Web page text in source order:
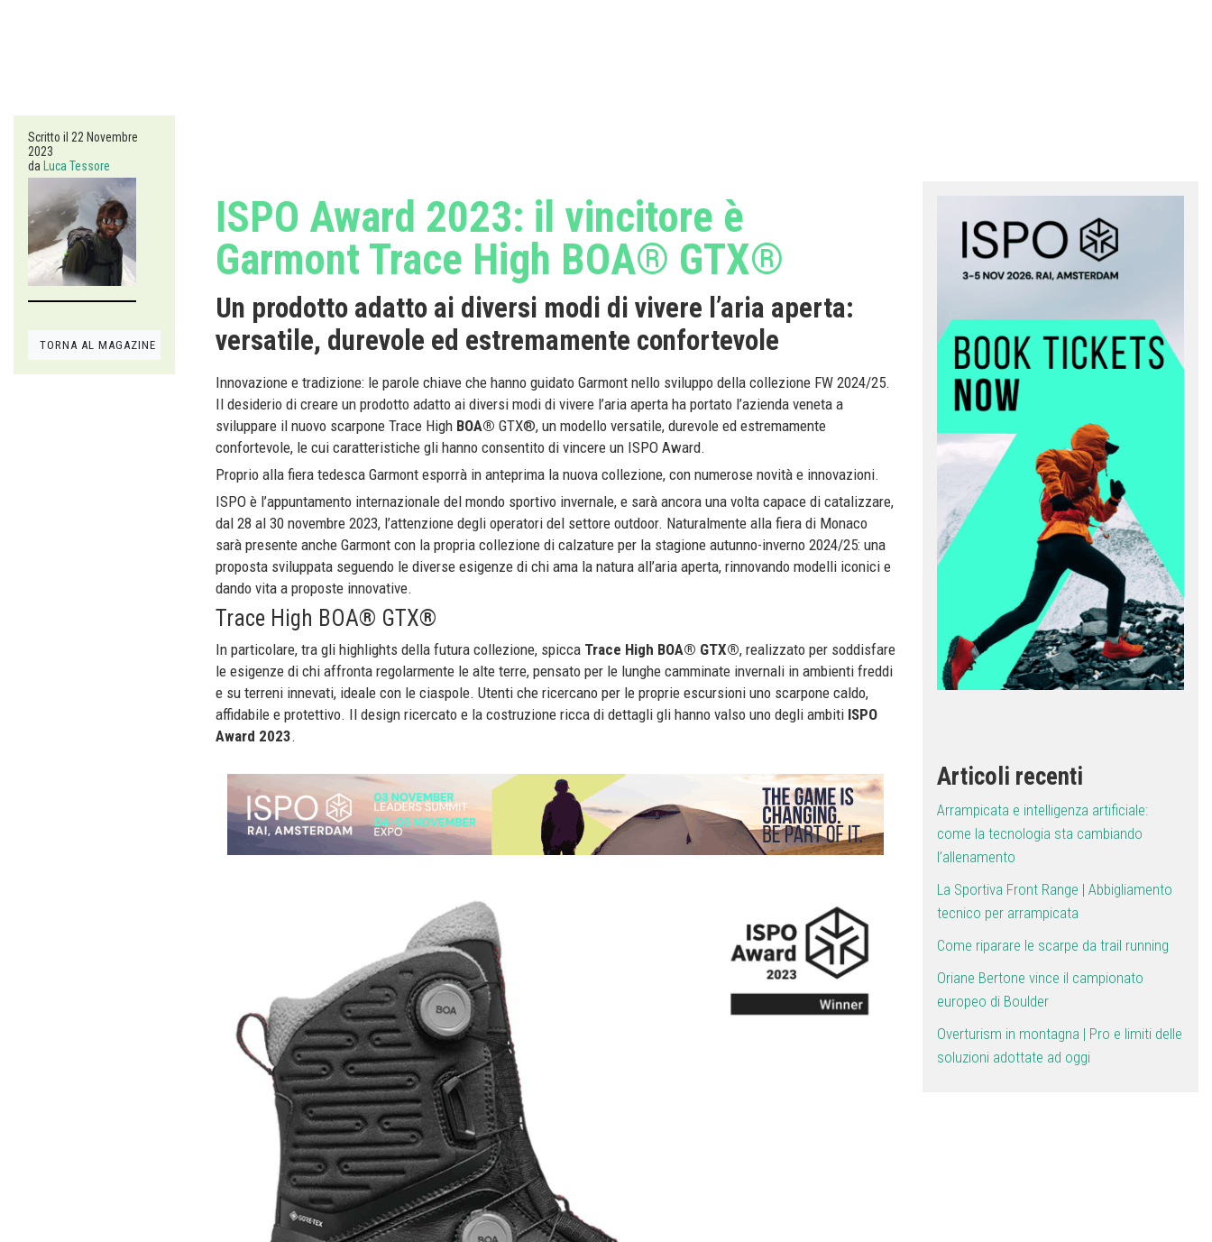
Scritto il 22 Novembre
2023
da Luca Tessore
TORNA AL MAGAZINE
ISPO Award 2023: il vincitore è
Garmont Trace High BOA® GTX®
Un prodotto adatto ai diversi modi di vivere l’aria aperta:
versatile, durevole ed estremamente confortevole
Innovazione e tradizione: le parole chiave che hanno guidato Garmont nello sviluppo della collezione FW 2024/25.
Il desiderio di creare un prodotto adatto ai diversi modi di vivere l’aria aperta ha portato l’azienda veneta a
sviluppare il nuovo scarpone Trace High BOA® GTX®, un modello versatile, durevole ed estremamente
confortevole, le cui caratteristiche gli hanno consentito di vincere un ISPO Award.
Proprio alla fiera tedesca Garmont esporrà in anteprima la nuova collezione, con numerose novità e innovazioni.
ISPO è l’appuntamento internazionale del mondo sportivo invernale, e sarà ancora una volta capace di catalizzare,
dal 28 al 30 novembre 2023, l’attenzione degli operatori del settore outdoor. Naturalmente alla fiera di Monaco
sarà presente anche Garmont con la propria collezione di calzature per la stagione autunno-inverno 2024/25: una
proposta sviluppata seguendo le diverse esigenze di chi ama la natura all’aria aperta, rinnovando modelli iconici e
dando vita a proposte innovative.
Trace High BOA® GTX®
In particolare, tra gli highlights della futura collezione, spicca Trace High BOA® GTX®, realizzato per soddisfare
le esigenze di chi affronta regolarmente le alte terre, pensato per le lunghe camminate invernali in ambienti freddi
e su terreni innevati, ideale con le ciaspole. Utenti che ricercano per le proprie escursioni uno scarpone caldo,
affidabile e protettivo. Il design ricercato e la costruzione ricca di dettagli gli hanno valso uno degli ambiti ISPO
Award 2023.
Articoli recenti
Arrampicata e intelligenza artificiale:
come la tecnologia sta cambiando
l’allenamento
La Sportiva Front Range | Abbigliamento
tecnico per arrampicata
Come riparare le scarpe da trail running
Oriane Bertone vince il campionato
europeo di Boulder
Overturism in montagna | Pro e limiti delle
soluzioni adottate ad oggi